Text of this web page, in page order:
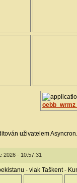
uživatelem
2026 - 10:57:31
- vlak Taškent -